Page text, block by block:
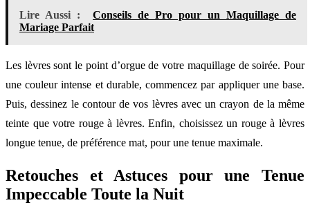
Lire Aussi :
Conseils de Pro pour un Maquillage de
Mariage Parfait
Les lèvres sont le point d’orgue de votre maquillage de soirée. Pour
une couleur intense et durable, commencez par appliquer une base.
Puis, dessinez le contour de vos lèvres avec un crayon de la même
teinte que votre rouge à lèvres. Enfin, choisissez un rouge à lèvres
longue tenue, de préférence mat, pour une tenue maximale.
Retouches et Astuces pour une Tenue
Impeccable Toute la Nuit